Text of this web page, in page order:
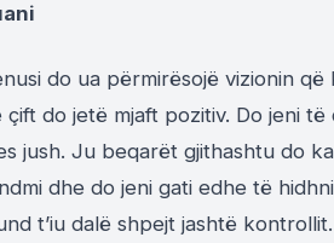
do ua përmirësojë vizionin
çift do jetë mjaft pozitiv. Do jeni
jush. Ju beqarët gjithashtu do
dhe do jeni gati edhe të
t’iu dalë shpejt jashtë